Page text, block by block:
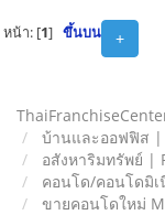
+
หน้า: [1] ขึ้นบน
บ้านและออฟฟิส |
อสังหาริมทรัพย์ |
คอนโด/คอนโดมิ
ขายคอนโดใหม่